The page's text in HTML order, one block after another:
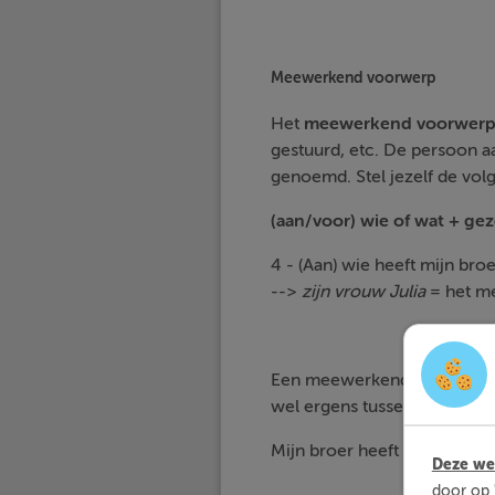
Meewerkend voorwerp
Het meewerkend voorwerp
gestuurd, etc. De persoon
genoemd. Stel jezelf de
(aan/voor) wie of wat +
4 - (Aan) wie heeft mijn
--> zijn vrouw Julia= het
Een meewerkend
wel ergens tussen zetten,
Mijn broer heeft (
Deze
door op